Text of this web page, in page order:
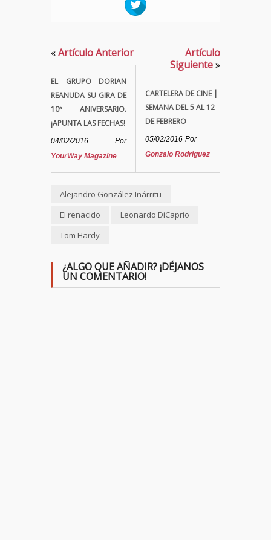
«Artículo Anterior
EL GRUPO DORIAN
REANUDA SU GIRA DE
10º ANIVERSARIO.
¡APUNTA LAS FECHAS!
04/02/2016
Por
YourWay Magazine
Artículo
Siguiente»
CARTELERA DE CINE |
SEMANA DEL 5 AL 12
DE FEBRERO
05/02/2016 Por
Gonzalo Rodríguez
Alejandro González Iñárritu
El renacido
Leonardo DiCaprio
Tom Hardy
¿ALGO QUE AÑADIR? ¡DÉJANOS
UN COMENTARIO!